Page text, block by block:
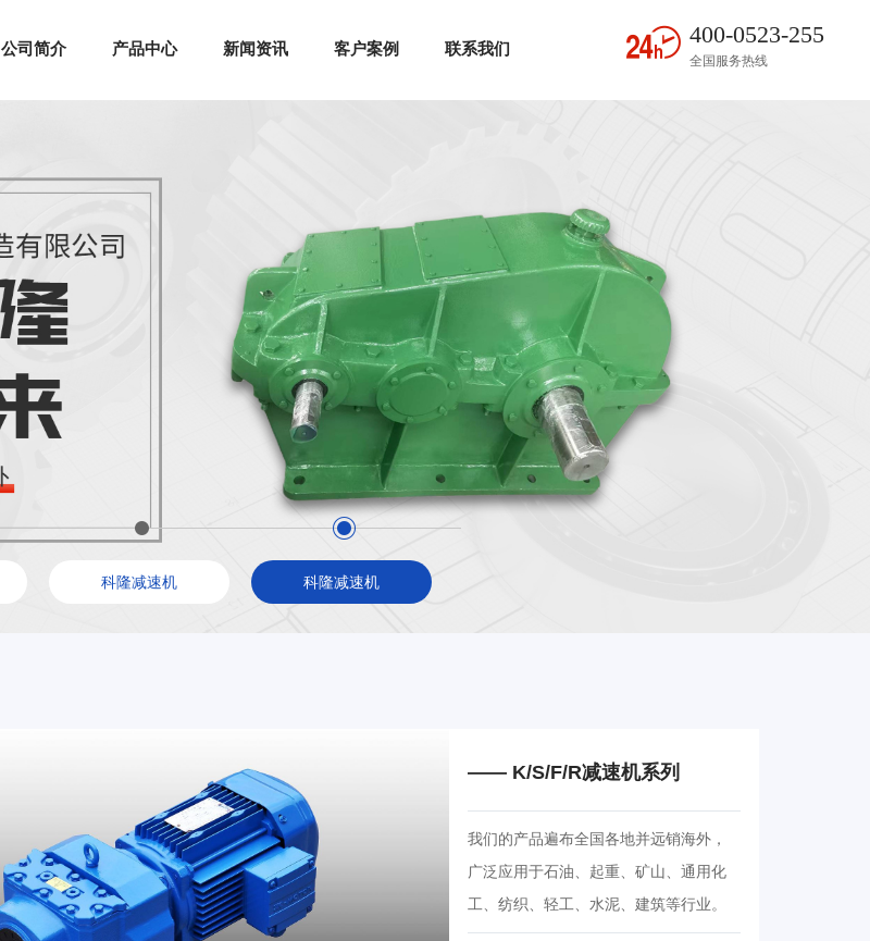
公司简介 产品中心 新闻资讯 客户案例 联系我们
400-0523-255
全国服务热线
科隆减速机 科隆减速机
—— K/S/F/R减速机系列
我们的产品遍布全国各地并远销海外，
广泛应用于石油、起重、矿山、通用化
工、纺织、轻工、水泥、建筑等行业。